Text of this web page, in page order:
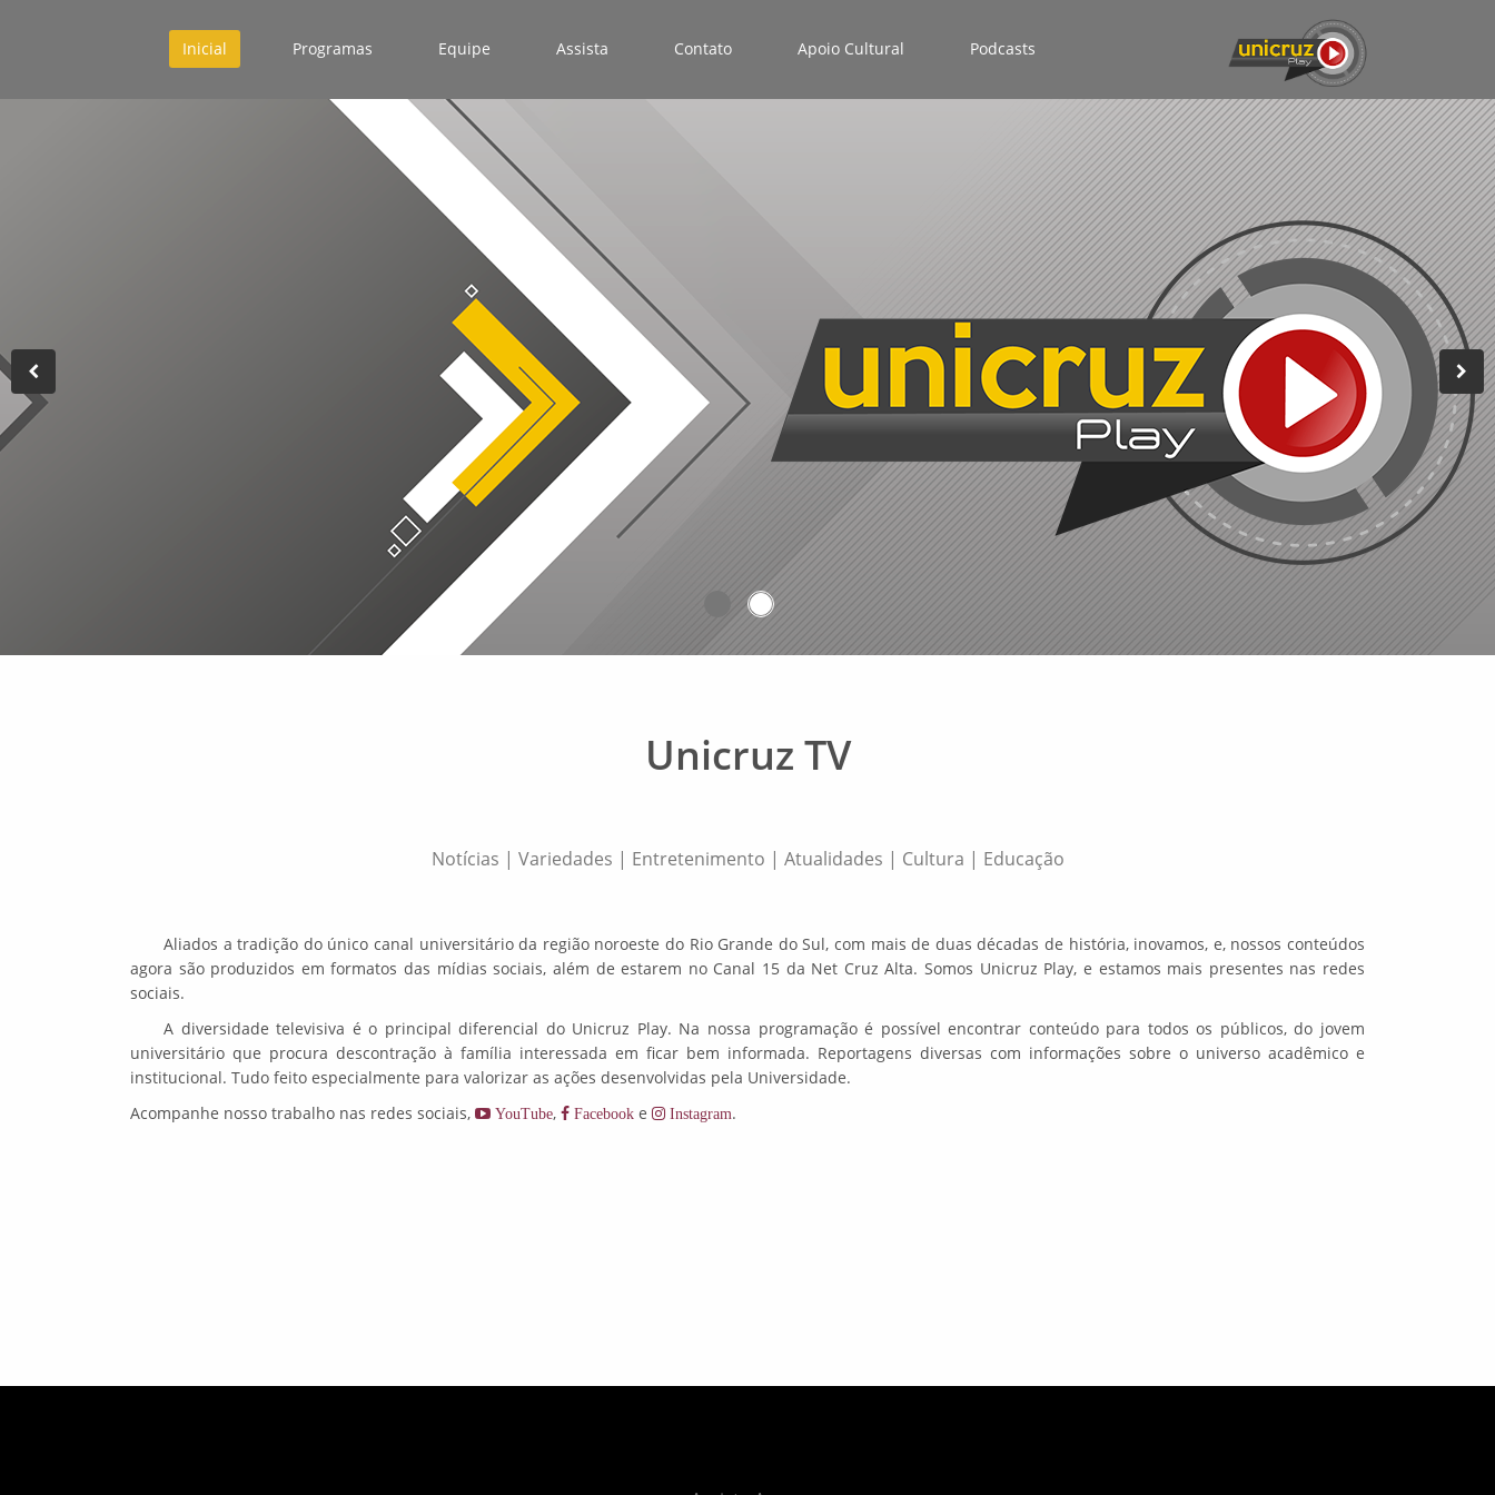
Inicial Programas Equipe Assista Contato Apoio Cultural Podcasts
Unicruz TV
Notícias | Variedades | Entretenimento | Atualidades | Cultura | Educação
Aliados a tradição do único canal universitário da região noroeste do Rio Grande do Sul, com mais de duas décadas de história, inovamos, e, nossos conteúdos
agora são produzidos em formatos das mídias sociais, além de estarem no Canal 15 da Net Cruz Alta. Somos Unicruz Play, e estamos mais presentes nas redes
sociais.
A diversidade televisiva é o principal diferencial do Unicruz Play. Na nossa programação é possível encontrar conteúdo para todos os públicos, do jovem
universitário que procura descontração à família interessada em ficar bem informada. Reportagens diversas com informações sobre o universo acadêmico e
institucional. Tudo feito especialmente para valorizar as ações desenvolvidas pela Universidade.
Acompanhe nosso trabalho nas redes sociais,
YouTube, Facebook e Instagram.